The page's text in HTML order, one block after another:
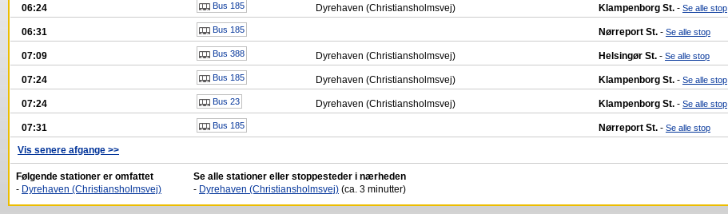
06:24 Bus 185 Dyrehaven (Christiansholmsvej) Klampenborg St. - Se alle stop
06:31 Bus 185 Nørreport St. - Se alle stop
07:09 Bus 388 Dyrehaven (Christiansholmsvej) Helsingør St. - Se alle stop
07:24 Bus 185 Dyrehaven (Christiansholmsvej) Klampenborg St. - Se alle stop
07:24 Bus 23 Dyrehaven (Christiansholmsvej) Klampenborg St. - Se alle stop
07:31 Bus 185 Nørreport St. - Se alle stop
Vis senere afgange >>
Følgende stationer er omfattet
- Dyrehaven (Christiansholmsvej)
Se alle stationer eller stoppesteder i nærheden
- Dyrehaven (Christiansholmsvej) (ca. 3 minutter)